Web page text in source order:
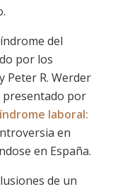
del
por los
Peter R. Werder
presentado por
laboral:
en
en España.
de un